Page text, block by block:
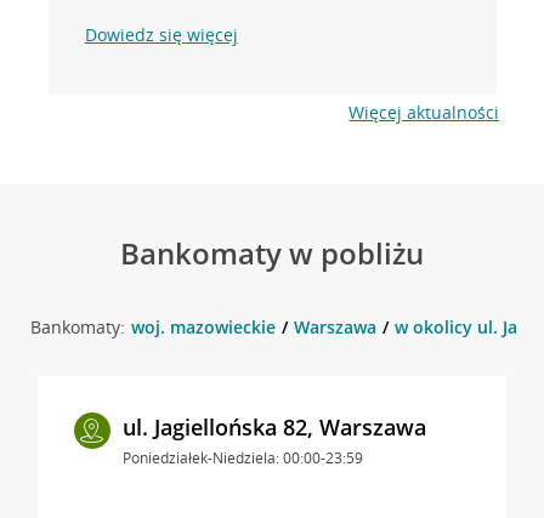
Dowiedz się więcej
Więcej aktualności
Bankomaty w pobliżu
Bankomaty: woj. mazowieckie Warszawa w okolicy ul.
ul. Jagiellońska 82, Warszawa
Poniedziałek-Niedziela: 00:00-23:59